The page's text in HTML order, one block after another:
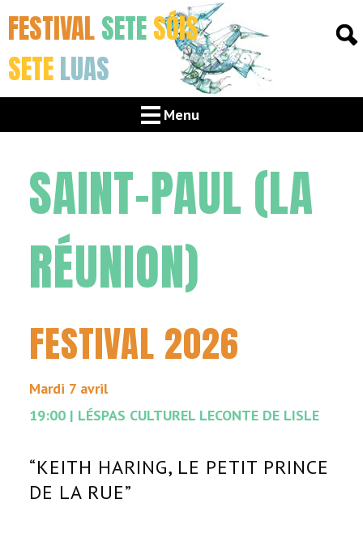
FESTIVALSETESÓIS
SETELUAS
Menu
SAINT-PAUL (LA
RÉUNION)
FESTIVAL 2026
Mardi 7 avril
19:00 | LÉSPAS CULTUREL LECONTE DE LISLE
“KEITH HARING, LE PETIT PRINCE
DE LA RUE”